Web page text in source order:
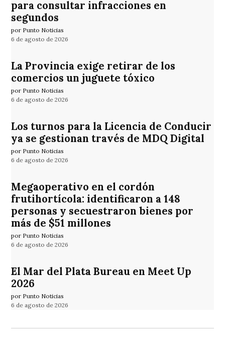
para consultar infracciones en
segundos
por Punto Noticias
6 de agosto de 2026
La Provincia exige retirar de los
comercios un juguete tóxico
por Punto Noticias
6 de agosto de 2026
Los turnos para la Licencia de Conducir
ya se gestionan través de MDQ Digital
por Punto Noticias
6 de agosto de 2026
Megaoperativo en el cordón
frutihortícola: identificaron a 148
personas y secuestraron bienes por
más de $51 millones
por Punto Noticias
6 de agosto de 2026
El Mar del Plata Bureau en Meet Up
2026
por Punto Noticias
6 de agosto de 2026